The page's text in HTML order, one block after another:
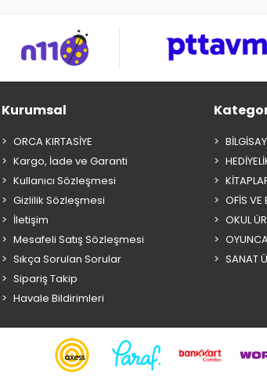
Kurumsal
ORCA KIRTASİYE
Kargo, İade ve Garanti
Kullanıcı Sözleşmesi
Gizlilik Sözleşmesi
İletişim
Mesafeli Satış Sözleşmesi
Sıkça Sorulan Sorular
Sipariş Takip
Havale Bildirimleri
OFİS VE
OKUL
SANAT